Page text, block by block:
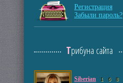
Регистрация
Забыли пароль?
Трибуна сайта
Siberian 1 6 8